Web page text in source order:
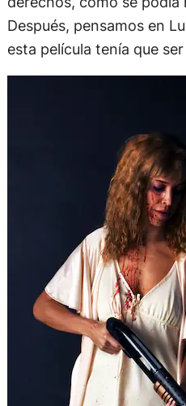
Después, pensamos en
esta película tenía que